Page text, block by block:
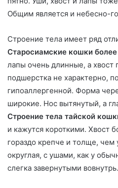
Общим является и небесно-
Строение тела имеет ряд
Старосиамские кошки
лапы очень длинные, а хвост
подшерстка не характерно,
гипоаллергенной. Форма
широкие. Нос вытянутый, а
Строение тела тайской
и кажутся короткими. Хвост
гораздо крепче и толще, чем
округлая, с ушами, как у
слегка завернутыми вовнутрь.